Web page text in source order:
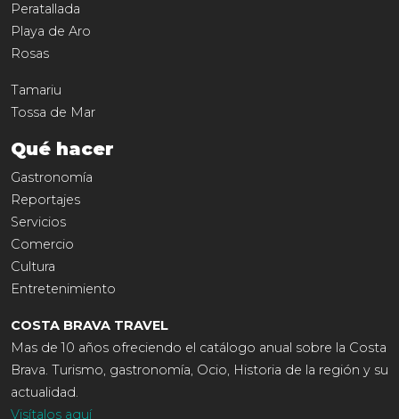
Peratallada
Playa de Aro
Rosas
Tamariu
Tossa de Mar
Qué hacer
Gastronomía
Reportajes
Servicios
Comercio
Cultura
Entretenimiento
COSTA BRAVA TRAVEL
Mas de 10 años ofreciendo el catálogo anual sobre la Costa
Brava. Turismo, gastronomía, Ocio, Historia de la región y su
actualidad.
Visítalos aquí